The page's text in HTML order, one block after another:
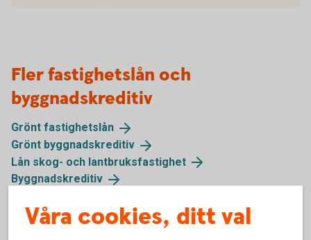
Fler fastighetslån och
byggnadskreditiv
Grönt fastighetslån
Grönt byggnadskreditiv
Lån skog- och lantbruksfastighet
Byggnadskreditiv
Våra cookies, ditt val